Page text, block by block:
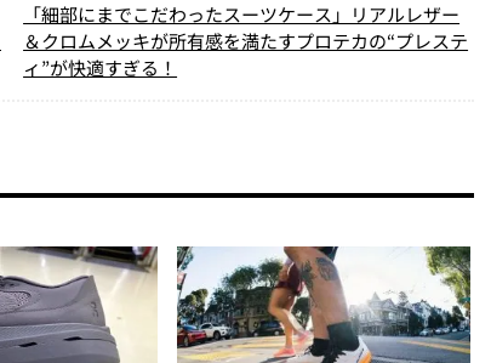
「細部にまでこだわったスーツケース」リアルレザー
＆クロムメッキが所有感を満たすプロテカの“プレステ
ィ”が快適すぎる！